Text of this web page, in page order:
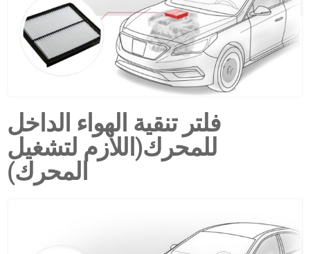
فلتر تنقية الهواء الداخل
للمحرك(اللازم لتشغيل
المحرك)